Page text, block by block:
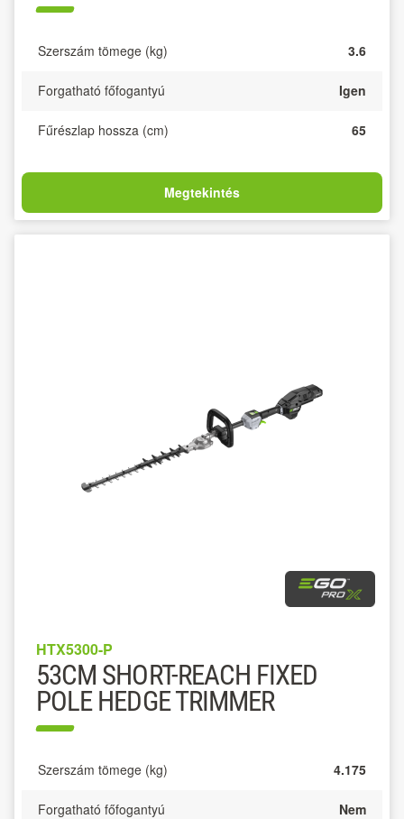
Szerszám tömege (kg) 3.6
Forgatható főfogantyú Igen
Fűrészlap hossza (cm) 65
Megtekintés
HTX5300-P
53CM SHORT-REACH FIXED
POLE HEDGE TRIMMER
Szerszám tömege (kg) 4.175
Forgatható főfogantyú Nem